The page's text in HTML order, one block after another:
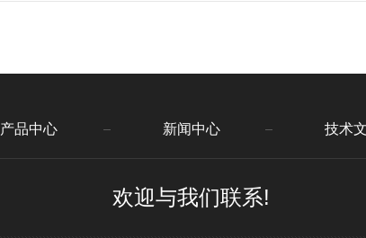
产品中心 新闻中心 技术
欢迎与我们联系!